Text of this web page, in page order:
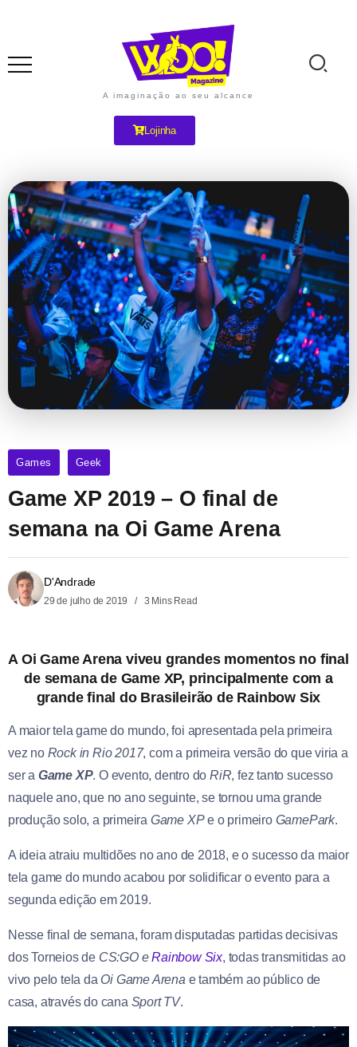
A imaginação ao seu alcance
Lojinha
Games Geek
Game XP 2019 – O final de
semana na Oi Game Arena
D'Andrade
29 de julho de 2019 3 Mins Read
A Oi Game Arena viveu grandes momentos no final
de semana de Game XP, principalmente com a
grande final do Brasileirão de Rainbow Six
A maior tela game do mundo, foi apresentada pela primeira
vez no Rock in Rio 2017, com a primeira versão do que viria a
ser a Game XP. O evento, dentro doRiR, fez tanto sucesso
naquele ano, que no ano seguinte, se tornou uma grande
produção solo, a primeira Game XPe o primeiro GamePark.
A ideia atraiu multidões no ano de 2018, e o sucesso da maior
tela game do mundo acabou por solidificar o evento para a
segunda edição em 2019.
Nesse final de semana, foram disputadas partidas decisivas
dos Torneios de CS:GO eRainbow Six, todas transmitidas ao
vivo pelo tela da Oi Game Arena e também ao público de
casa, através do cana Sport TV.